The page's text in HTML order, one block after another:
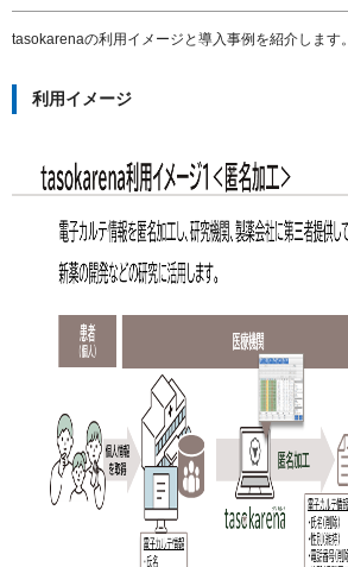
tasokarenaの利用イメージと導入事例を紹介します。
利用イメージ